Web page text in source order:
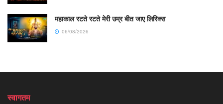
महाकाल रटते रटते मेरी उम्र बीत जाए लिरिक्स
06/08/2026
स्वागतम